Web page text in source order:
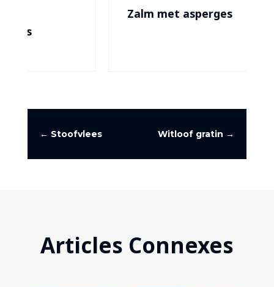
Zalm met asperges
← Stoofvlees Witloof gratin →
Articles Connexes